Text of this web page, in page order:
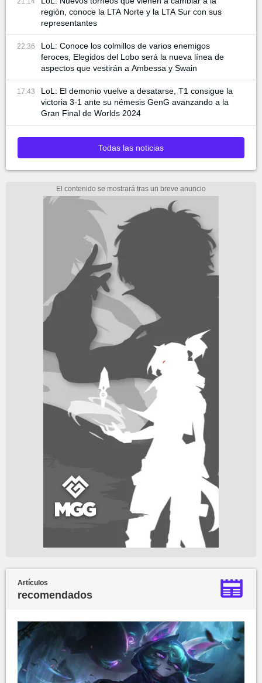
región, conoce la LTA Norte y la LTA Sur con sus
representantes
22:36
LoL: Conoce los colmillos de varios enemigos
feroces, Elegidos del Lobo será la nueva línea de
aspectos que vestirán a Ambessa y Swain
17:43
LoL: El demonio vuelve a desatarse, T1 consigue la
victoria 3-1 ante su némesis GenG avanzando a la
Gran Final de Worlds 2024
Todas las noticias
Artículos
recomendados